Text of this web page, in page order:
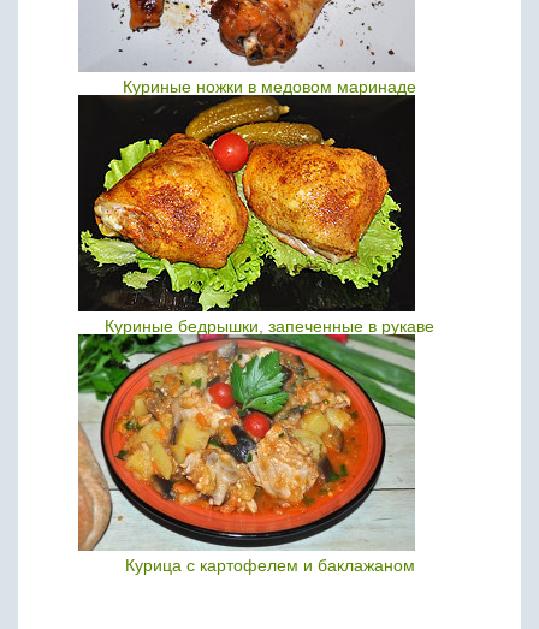
Куриные ножки в медовом маринаде
Куриные бедрышки, запеченные в рукаве
Курица с картофелем и баклажаном